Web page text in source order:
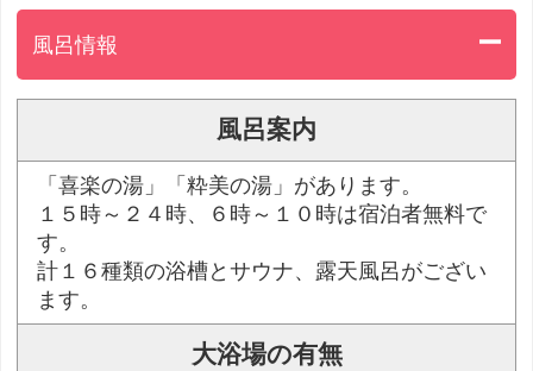
風呂情報
風呂案内
「喜楽の湯」「粋美の湯」があります。
１５時～２４時、６時～１０時は宿泊者無料で
す。
計１６種類の浴槽とサウナ、露天風呂がござい
ます。
大浴場の有無